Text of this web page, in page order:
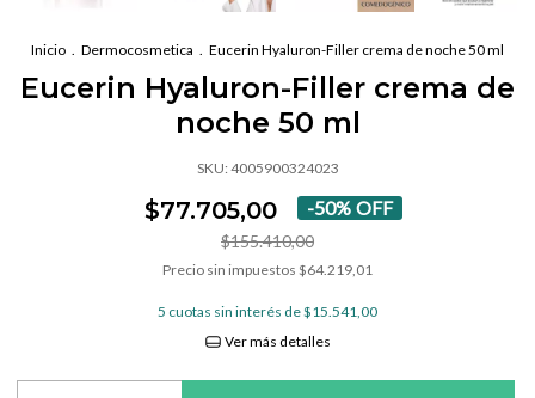
Inicio . Dermocosmetica . Eucerin Hyaluron-Filler crema de noche 50 ml
Eucerin Hyaluron-Filler crema de
noche 50 ml
SKU: 4005900324023
$77.705,00 -50% OFF
$155.410,00
Precio sin impuestos $64.219,01
5 cuotas sin interés de$15.541,00
Ver más detalles